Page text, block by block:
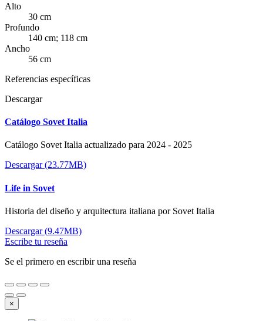
Alto
30 cm
Profundo
140 cm; 118 cm
Ancho
56 cm
Referencias específicas
Descargar
Catálogo Sovet Italia
Catálogo Sovet Italia actualizado para 2024 - 2025
Descargar (23.77MB)
Life in Sovet
Historia del diseño y arquitectura italiana por Sovet Italia
Descargar (9.47MB)
Escribe tu reseña
Se el primero en escribir una reseña
×